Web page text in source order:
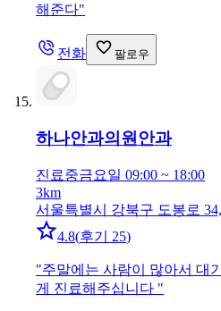
해준다"
전화 팔로우
하나안과의원 안과
진료중금요일 09:00 ~ 18:00
3km
서울특별시 강북구 도봉로
4.8(후기 25)
"주말에는 사람이 많아서 대
게 진료해주십니다 "